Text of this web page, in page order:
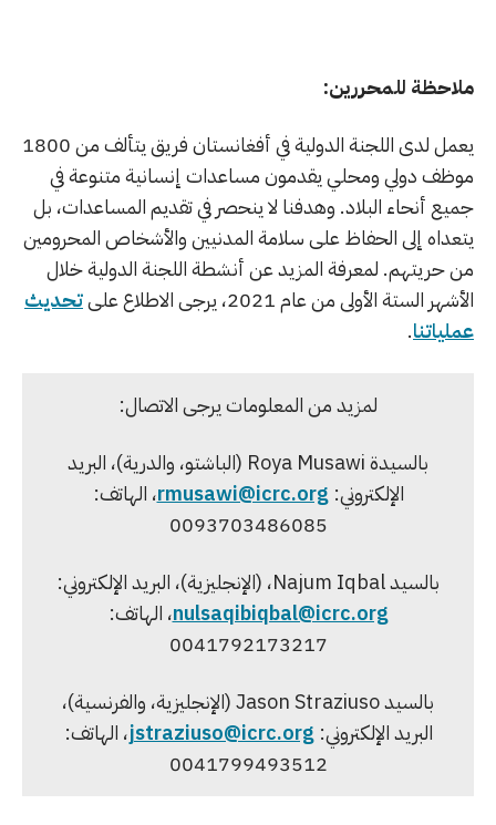
ملاحظة للمحررين:
يعمل لدى اللجنة الدولية في أفغانستان فريق يتألف من 1800
موظف دولي ومحلي يقدمون مساعدات إنسانية متنوعة في
جميع أنحاء البلاد. وهدفنا لا ينحصر في تقديم المساعدات، بل
يتعداه إلى الحفاظ على سلامة المدنيين والأشخاص المحرومين
من حريتهم. لمعرفة المزيد عن أنشطة اللجنة الدولية خلال
الأشهر الستة الأولى من عام 2021، يرجى الاطلاع على
تحديث
عملياتنا.
لمزيد من المعلومات يرجى الاتصال:
بالسيدة Roya Musawi (الباشتو، والدرية)، البريد
الإلكتروني:rmusawi@icrc.org، الهاتف:
0093703486085
بالسيد Najum Iqbal، (الإنجليزية)، البريد الإلكتروني:
nulsaqibiqbal@icrc.org، الهاتف:
0041792173217
بالسيد Jason Straziuso (الإنجليزية، والفرنسية)،
البريد الإلكتروني:jstraziuso@icrc.org، الهاتف:
0041799493512